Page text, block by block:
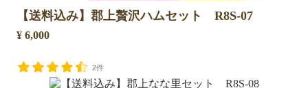
【送料込み】郡上贅沢ハムセット R8S-07
¥ 6,000
2件